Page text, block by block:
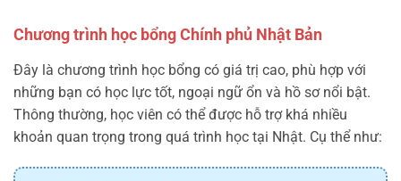
Chương trình học bổng Chính phủ Nhật Bản
Đây là chương trình học bổng có giá trị cao, phù hợp với
những bạn có học lực tốt, ngoại ngữ ổn và hồ sơ nổi bật.
Thông thường, học viên có thể được hỗ trợ khá nhiều
khoản quan trọng trong quá trình học tại Nhật. Cụ thể như: